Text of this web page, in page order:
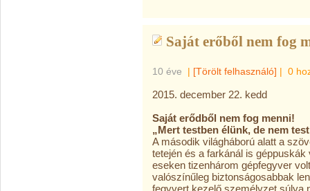
Saját erőből nem fog
10 éve | [Törölt felhasználó] | 0
2015. december 22. kedd
Saját erődből nem fog menni!
„Mert testben élünk, de nem
A második világháború alatt a
tetején és a farkánál is géppuskák
eseken tizenhárom gépfegyver
valószínűleg biztonságosabbak
fegyvert kezelő személyzet súlya